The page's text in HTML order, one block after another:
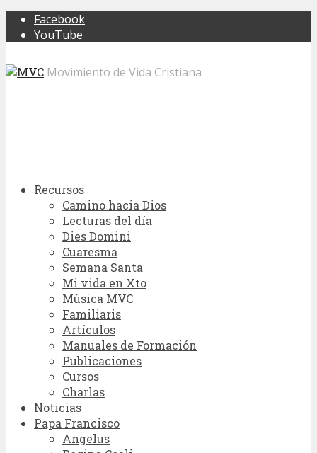
Facebook
YouTube
Movimiento de Vida Cristiana
Recursos
Camino hacia Dios
Lecturas del día
Dies Domini
Cuaresma
Semana Santa
Mi vida en Xto
Música MVC
Familiaris
Artículos
Manuales de Formación
Publicaciones
Cursos
Charlas
Noticias
Papa Francisco
Angelus